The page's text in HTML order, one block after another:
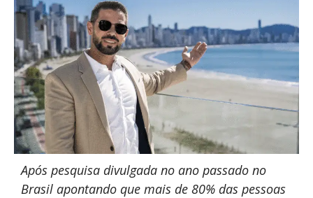
Após pesquisa divulgada no ano passado no
Brasil apontando que mais de 80% das pessoas